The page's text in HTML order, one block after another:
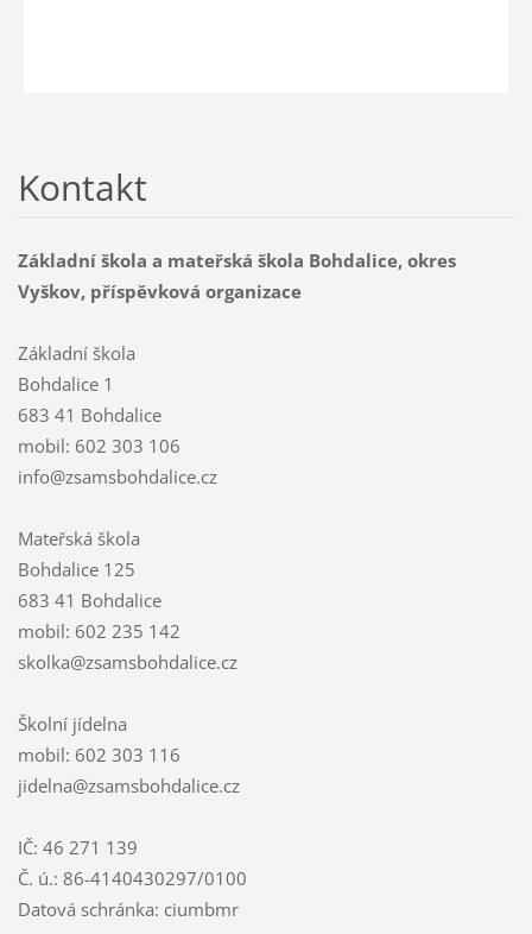
Kontakt
Základní škola a mateřská škola Bohdalice, okres
Vyškov, příspěvková organizace
Základní škola
Bohdalice 1
683 41 Bohdalice
mobil: 602 303 106
info@zsamsbohdalice.cz
Mateřská škola
Bohdalice 125
683 41 Bohdalice
mobil: 602 235 142
skolka@zsamsbohdalice.cz
Školní jídelna
mobil: 602 303 116
jidelna@zsamsbohdalice.cz
IČ: 46 271 139
Č. ú.: 86-4140430297/0100
Datová schránka: ciumbmr